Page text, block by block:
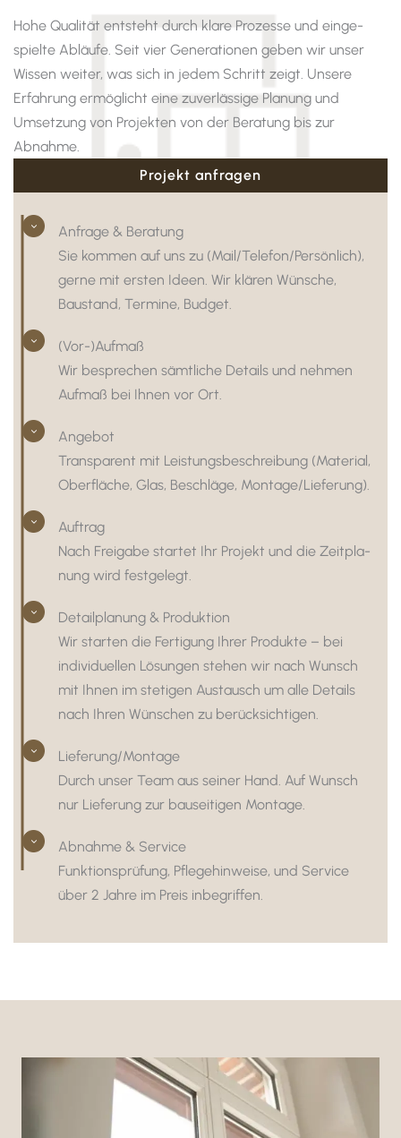
Hohe Qualität entsteht durch klare Prozesse und einge­
spielte Abläufe. Seit vier Gene­ra­tionen geben wir unser
Wissen weiter, was sich in jedem Schritt zeigt. Unsere
Erfah­rung ermög­licht eine zuver­läs­sige Planung und
Umset­zung von Projekten von der Bera­tung bis zur
Abnahme.
Projekt anfragen
Anfrage & Bera­tung
Sie kommen auf uns zu (Mail/Telefon/Persönlich),
gerne mit ersten Ideen. Wir klären Wünsche,
Baustand, Termine, Budget.
(Vor-)Aufmaß
Wir bespre­chen sämt­liche Details und nehmen
Aufmaß bei Ihnen vor Ort.
Angebot
Trans­pa­rent mit Leis­tungs­be­schrei­bung (Mate­rial,
Ober­fläche, Glas, Beschläge, Montage/Lieferung).
Auftrag
Nach Frei­gabe startet Ihr Projekt und die Zeit­pla­
nung wird fest­ge­legt.
Detail­pla­nung & Produk­tion
Wir starten die Ferti­gung Ihrer Produkte – bei
indi­vi­du­ellen Lösungen stehen wir nach Wunsch
mit Ihnen im stetigen Austausch um alle Details
nach Ihren Wünschen zu berück­sich­tigen.
Lieferung/Montage
Durch unser Team aus seiner Hand. Auf Wunsch
nur Liefe­rung zur bausei­tigen Montage.
Abnahme & Service
Funk­ti­ons­prü­fung, Pfle­ge­hin­weise, und Service
über 2 Jahre im Preis inbe­griffen.